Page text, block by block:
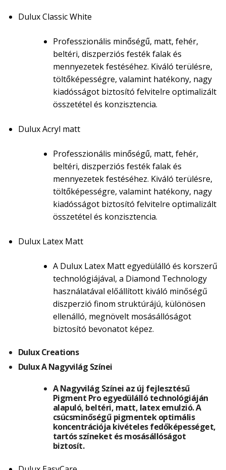
Dulux Classic White
Professzionális minőségű, matt, fehér,
beltéri, diszperziós festék falak és
mennyezetek festéséhez. Kiváló terülésre,
töltőképességre, valamint hatékony, nagy
kiadósságot biztosító felvitelre optimalizált
összetétel és konzisztencia.
Dulux Acryl matt
Professzionális minőségű, matt, fehér,
beltéri, diszperziós festék falak és
mennyezetek festéséhez. Kiváló terülésre,
töltőképességre, valamint hatékony, nagy
kiadósságot biztosító felvitelre optimalizált
összetétel és konzisztencia.
Dulux Latex Matt
A Dulux Latex Matt egyedülálló és korszerű
technológiájával, a Diamond Technology
használatával előállított kiváló minőségű
diszperzió finom struktúrájú, különösen
ellenálló, megnövelt mosásállóságot
biztosító bevonatot képez.
Dulux Creations
Dulux A Nagyvilág Színei
A Nagyvilág Színei az új fejlesztésű
Pigment Pro egyedülálló technológiáján
alapuló, beltéri, matt, latex emulzió. A
csúcsminőségű pigmentek optimális
koncentrációja kivételes fedőképességet,
tartós színeket és mosásállóságot
biztosít.